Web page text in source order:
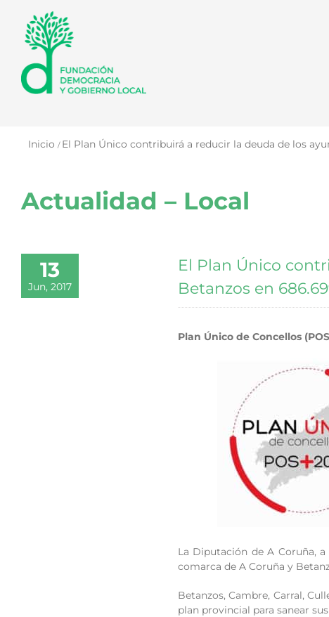
contenido
Inicio El Plan Único contribuirá a reducir la deuda de los
Actualidad – Local
13
Jun, 2017
El Plan Único
Betanzos en
Plan Único de Concellos
La Diputación de A Coruña,
comarca de A Coruña y
Betanzos, Cambre, Carral,
plan provincial para sanear